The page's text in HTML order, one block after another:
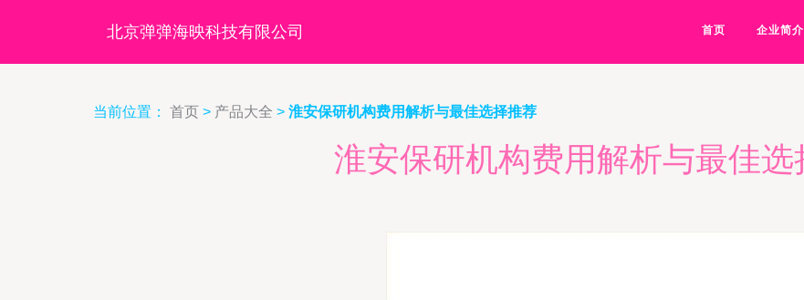
北京弹弹海映科技有限公司 首页 企业简介
当前位置： 首页 > 产品大全 > 淮安保研机构费用解析与最佳选择推荐
淮安保研机构费用解析与最佳选